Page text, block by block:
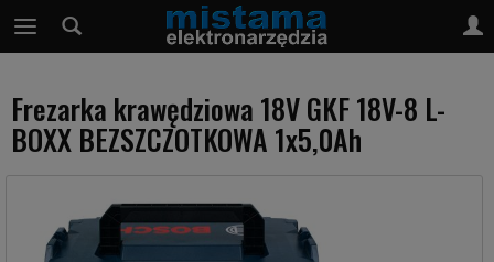
Frezarka krawędziowa 18V GKF 18V-8 L-
BOXX BEZSZCZOTKOWA 1x5,0Ah